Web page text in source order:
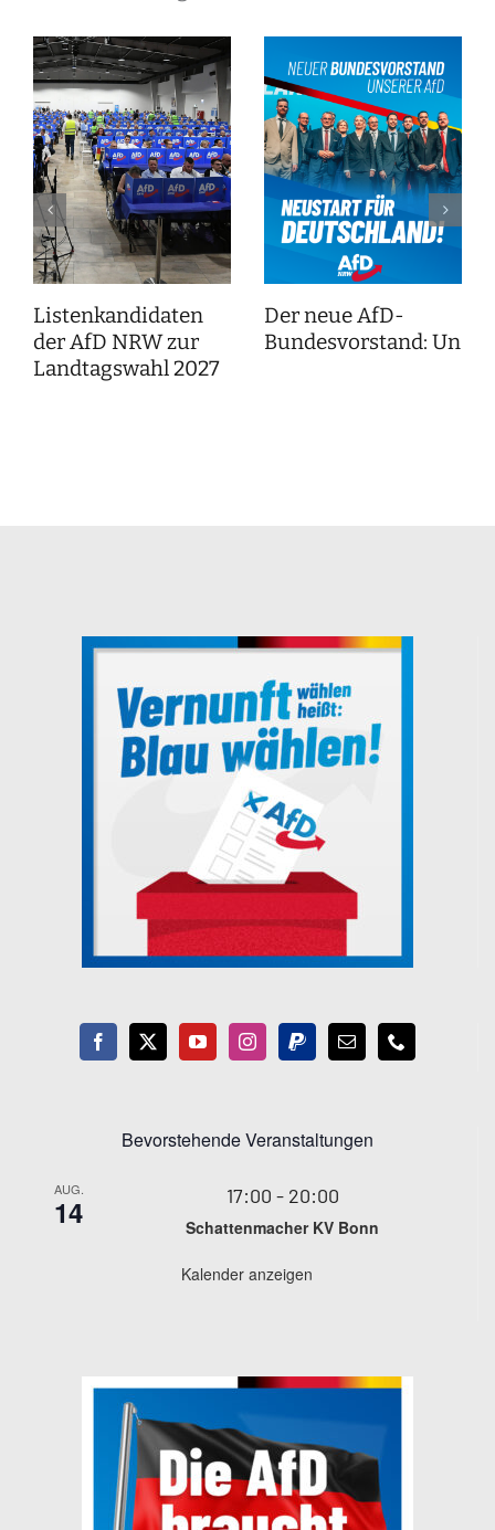
Listenkandidaten
der AfD NRW zur
Landtagswahl 2027
Der neue AfD-
Bundesvorstand:
Bevorstehende Veranstaltungen
AUG.
14 17:00 - 20:00
Schattenmacher KV Bonn
Kalender anzeigen